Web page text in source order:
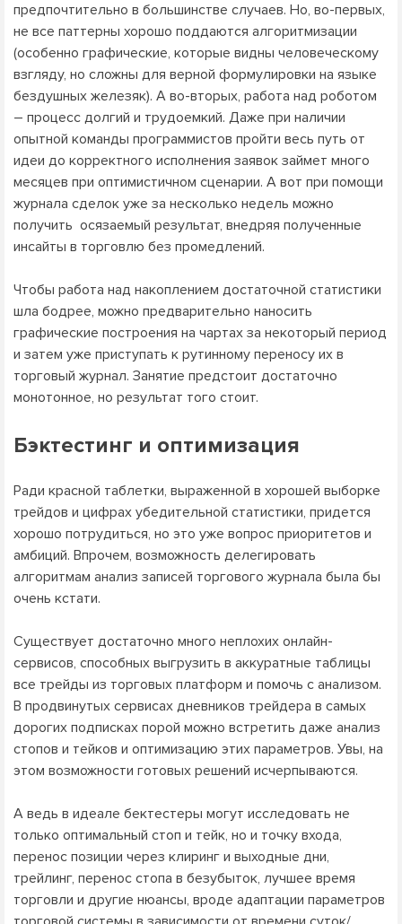
предпочтительно в большинстве случаев. Но, во-первых,
не все паттерны хорошо поддаются алгоритмизации
(особенно графические, которые видны человеческому
взгляду, но сложны для верной формулировки на языке
бездушных железяк). А во-вторых, работа над роботом
– процесс долгий и трудоемкий. Даже при наличии
опытной команды программистов пройти весь путь от
идеи до корректного исполнения заявок займет много
месяцев при оптимистичном сценарии. А вот при помощи
журнала сделок уже за несколько недель можно
получить осязаемый результат, внедряя полученные
инсайты в торговлю без промедлений.
Чтобы работа над накоплением достаточной статистики
шла бодрее, можно предварительно наносить
графические построения на чартах за некоторый период
и затем уже приступать к рутинному переносу их в
торговый журнал. Занятие предстоит достаточно
монотонное, но результат того стоит.
Бэктестинг и оптимизация
Ради красной таблетки, выраженной в хорошей выборке
трейдов и цифрах убедительной статистики, придется
хорошо потрудиться, но это уже вопрос приоритетов и
амбиций. Впрочем, возможность делегировать
алгоритмам анализ записей торгового журнала была бы
очень кстати.
Существует достаточно много неплохих онлайн-
сервисов, способных выгрузить в аккуратные таблицы
все трейды из торговых платформ и помочь с анализом.
В продвинутых сервисах дневников трейдера в самых
дорогих подписках порой можно встретить даже анализ
стопов и тейков и оптимизацию этих параметров. Увы, на
этом возможности готовых решений исчерпываются.
А ведь в идеале бектестеры могут исследовать не
только оптимальный стоп и тейк, но и точку входа,
перенос позиции через клиринг и выходные дни,
трейлинг, перенос стопа в безубыток, лучшее время
торговли и другие нюансы, вроде адаптации параметров